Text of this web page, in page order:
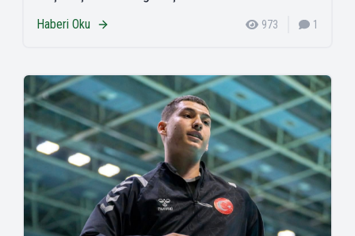
Haberi Oku 973 1